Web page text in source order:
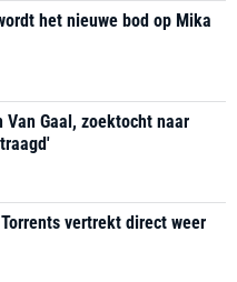
het nieuwe bod op Mika
Van Gaal, zoektocht naar
vertrekt direct weer